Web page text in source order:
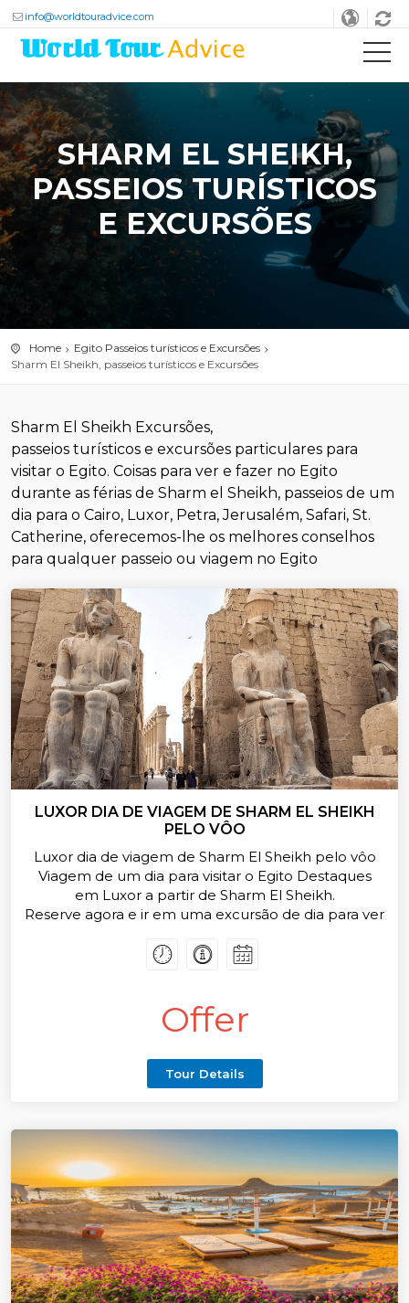
info@worldtouradvice.com
SHARM EL SHEIKH,
PASSEIOS TURÍSTICOS
E EXCURSÕES
Home
Egito Passeios turísticos e Excursões
Sharm El Sheikh, passeios turísticos e Excursões
Sharm El Sheikh Excursões,
passeios turísticos e excursões particulares para
visitar o Egito. Coisas para ver e fazer no Egito
durante as férias de Sharm el Sheikh, passeios de um
dia para o Cairo, Luxor, Petra, Jerusalém, Safari, St.
Catherine, oferecemos-lhe os melhores conselhos
para qualquer passeio ou viagem no Egito
LUXOR DIA DE VIAGEM DE SHARM EL SHEIKH
PELO VÔO
Luxor dia de viagem de Sharm El Sheikh pelo vôo
Viagem de um dia para visitar o Egito Destaques
em Luxor a partir de Sharm El Sheikh.
Reserve agora e ir em uma excursão de dia para ver
Sheikh.
Offer
Tour Details